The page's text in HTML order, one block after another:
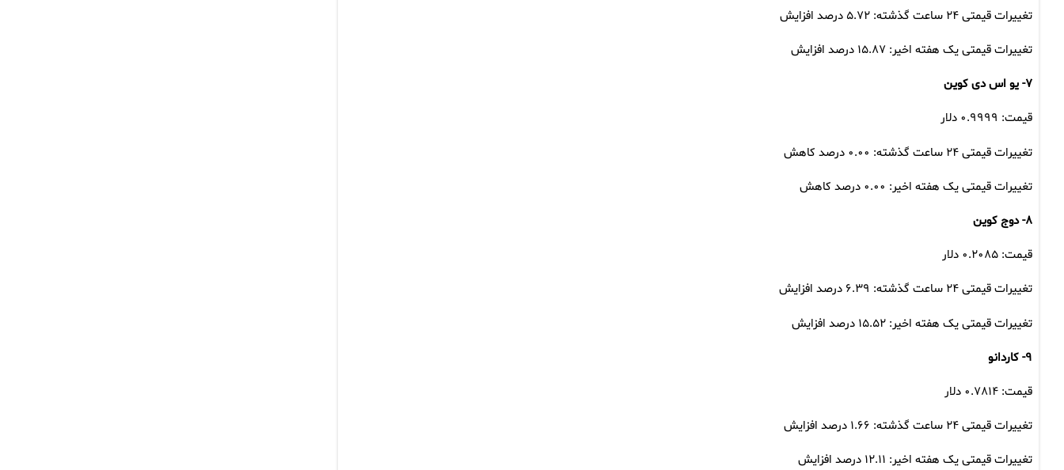
تغییرات قیمتی ۲۴ ساعت گذشته: ۵.۷۲ درصد افزایش
تغییرات قیمتی یک هفته اخیر: ۱۵.۸۷ درصد افزایش
۷- یو اس دی کوین
قیمت: ۰.۹۹۹۹ دلار
تغییرات قیمتی ۲۴ ساعت گذشته: ۰.۰۰ درصد کاهش
تغییرات قیمتی یک هفته اخیر: ۰.۰۰ درصد کاهش
۸- دوج کوین
قیمت: ۰.۲۰۸۵ دلار
تغییرات قیمتی ۲۴ ساعت گذشته: ۶.۳۹ درصد افزایش
تغییرات قیمتی یک هفته اخیر: ۱۵.۵۲ درصد افزایش
۹- کاردانو
قیمت: ۰.۷۸۱۴ دلار
تغییرات قیمتی ۲۴ ساعت گذشته: ۱.۶۶ درصد افزایش
تغییرات قیمتی یک هفته اخیر: ۱۲.۱۱ درصد افزایش